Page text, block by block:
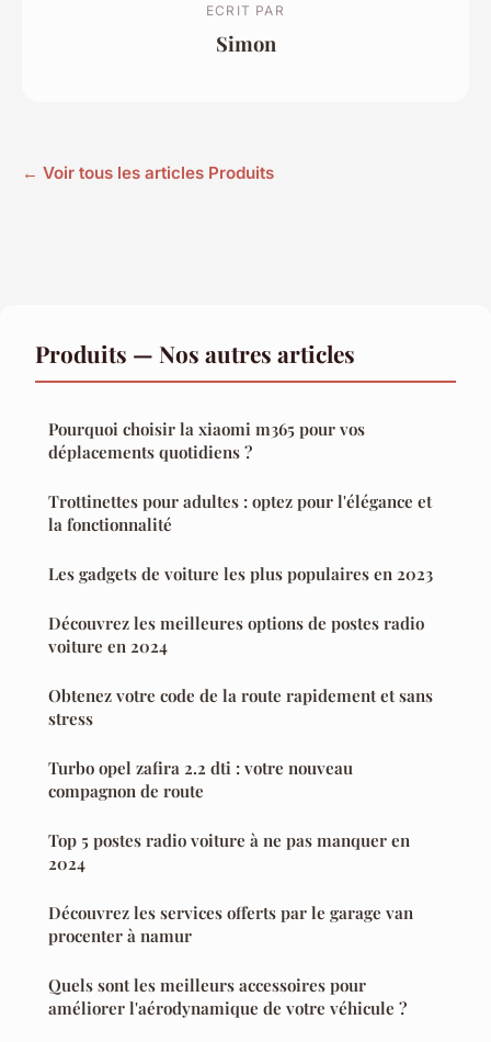
ECRIT PAR
Simon
← Voir tous les articles Produits
Produits — Nos autres articles
Pourquoi choisir la xiaomi m365 pour vos
déplacements quotidiens ?
Trottinettes pour adultes : optez pour l'élégance et
la fonctionnalité
Les gadgets de voiture les plus populaires en 2023
Découvrez les meilleures options de postes radio
voiture en 2024
Obtenez votre code de la route rapidement et sans
stress
Turbo opel zafira 2.2 dti : votre nouveau
compagnon de route
Top 5 postes radio voiture à ne pas manquer en
2024
Découvrez les services offerts par le garage van
procenter à namur
Quels sont les meilleurs accessoires pour
améliorer l'aérodynamique de votre véhicule ?